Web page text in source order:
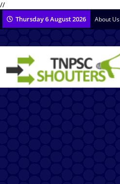
//
Thursday 6 August 2026 About Us